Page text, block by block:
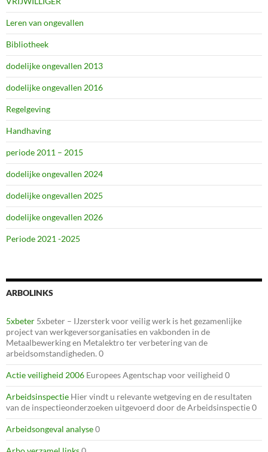
Leren van ongevallen
Bibliotheek
dodelijke ongevallen 2013
dodelijke ongevallen 2016
Regelgeving
Handhaving
periode 2011 – 2015
dodelijke ongevallen 2024
dodelijke ongevallen 2025
dodelijke ongevallen 2026
Periode 2021 -2025
ARBOLINKS
5xbeter 5xbeter – IJzersterk voor veilig werk is het gezamenlijke
project van werkgeversorganisaties en vakbonden in de
Metaalbewerking en Metalektro ter verbetering van de
arbeidsomstandigheden. 0
Actie veiligheid 2006 Europees Agentschap voor veiligheid 0
Arbeidsinspectie Hier vindt u relevante wetgeving en de resultaten
van de inspectieonderzoeken uitgevoerd door de Arbeidsinspectie 0
Arbeidsongeval analyse0